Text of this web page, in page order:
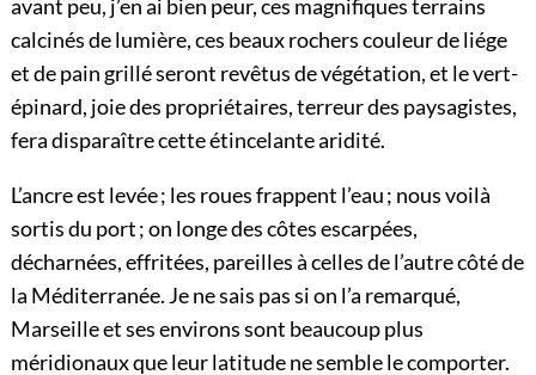
avant peu, j’en ai bien peur, ces magnifiques terrains
calcinés de lumière, ces beaux rochers couleur de liége
et de pain grillé seront revêtus de végétation, et le vert-
épinard, joie des propriétaires, terreur des paysagistes,
fera disparaître cette étincelante aridité.
L’ancre est levée ; les roues frappent l’eau ; nous voilà
sortis du port ; on longe des côtes escarpées,
décharnées, effritées, pareilles à celles de l’autre côté de
la Méditerranée. Je ne sais pas si on l’a remarqué,
Marseille et ses environs sont beaucoup plus
méridionaux que leur latitude ne semble le comporter.